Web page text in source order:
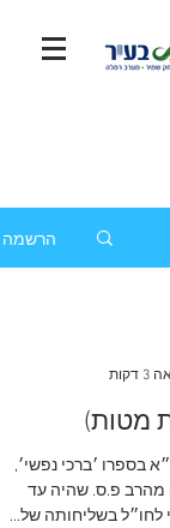
הרשמה
מטות)
בספרו ׳ברכי נפשי׳,
מהרב פ.ס. שהיה עד
לחו״ל בשליחותה של...